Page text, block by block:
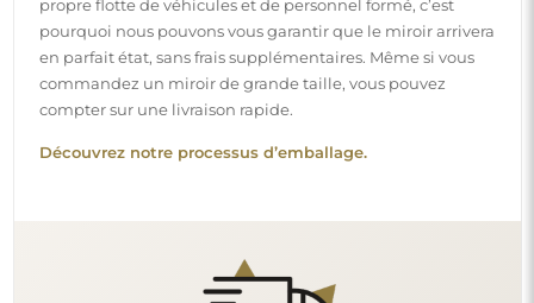
Montage facile
Nous nous chargeons de la fabrication et de la livraison
des miroirs, tandis que l’installation est à votre
responsabilité. Étant donné les particularités de chaque
standards. Cela vous offre la liberté de sélectionner les
Lire notre guide d’installation pas à pas.